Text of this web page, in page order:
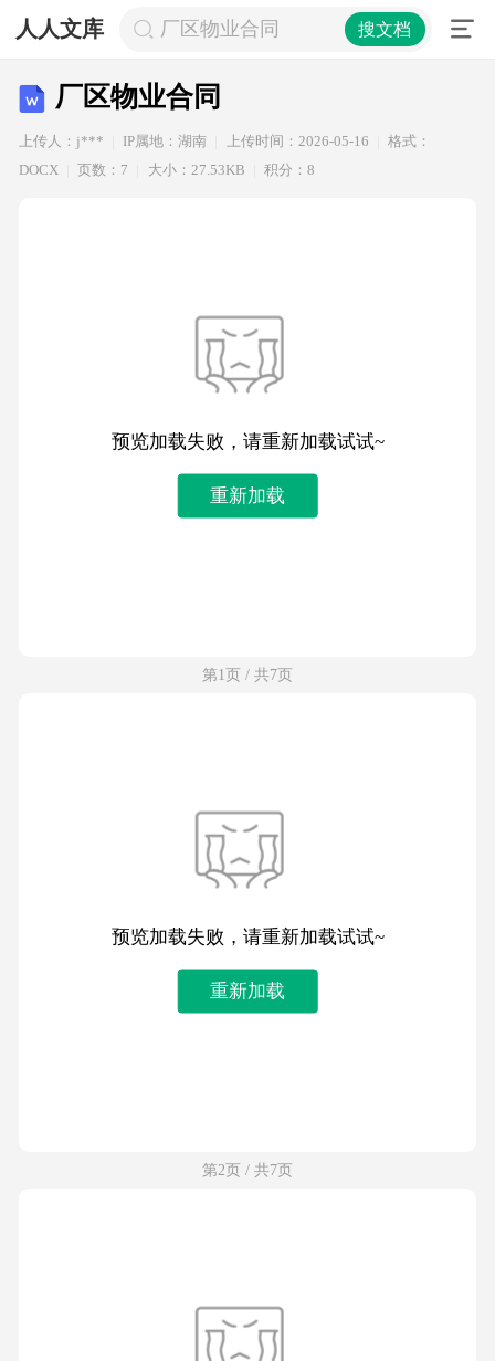
人人文库 厂区物业合同 搜文档
厂区物业合同
上传人：j*** IP属地：湖南 上传时间：2026-05-16
格式：
DOCX
页数：7 大小：27.53KB 积分：8
预览加载失败，请重新加载试试~
重新加载
第1页 / 共7页
预览加载失败，请重新加载试试~
重新加载
第2页 / 共7页